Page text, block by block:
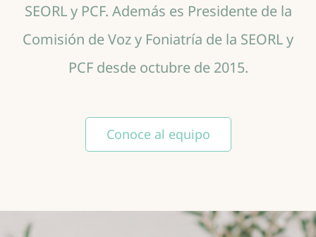
SEORL y PCF. Además es Presidente de la
Comisión de Voz y Foniatría de la SEORL y
PCF desde octubre de 2015.
Conoce al equipo